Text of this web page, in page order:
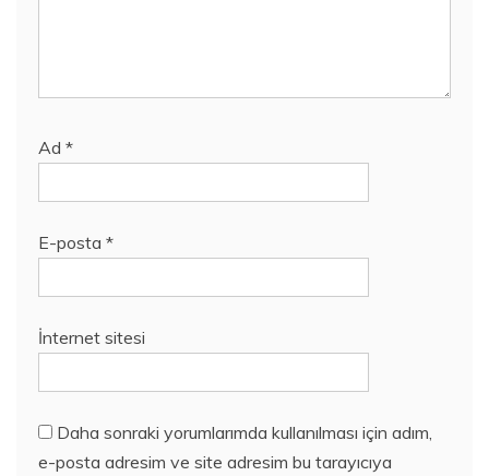
Ad *
E-posta *
İnternet sitesi
Daha sonraki yorumlarımda kullanılması için adım,
e-posta adresim ve site adresim bu tarayıcıya